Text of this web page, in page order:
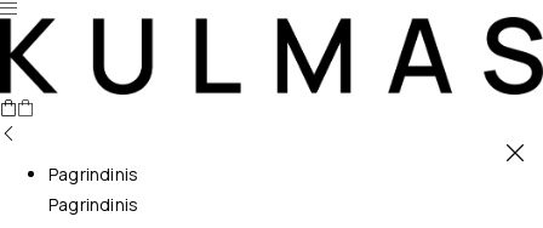
Pagrindinis
Pagrindinis